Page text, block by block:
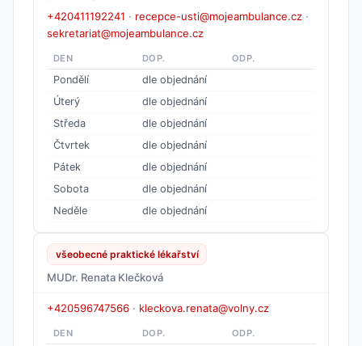
+420411192241 · recepce-usti@mojeambulance.cz ·
sekretariat@mojeambulance.cz
DEN DOP. ODP.
Pondělí
dle objednání
Úterý
dle objednání
Středa
dle objednání
Čtvrtek
dle objednání
Pátek
dle objednání
Sobota
dle objednání
Neděle
dle objednání
všeobecné praktické lékařství
MUDr. Renata Klečková
+420596747566 · kleckova.renata@volny.cz
DEN DOP. ODP.